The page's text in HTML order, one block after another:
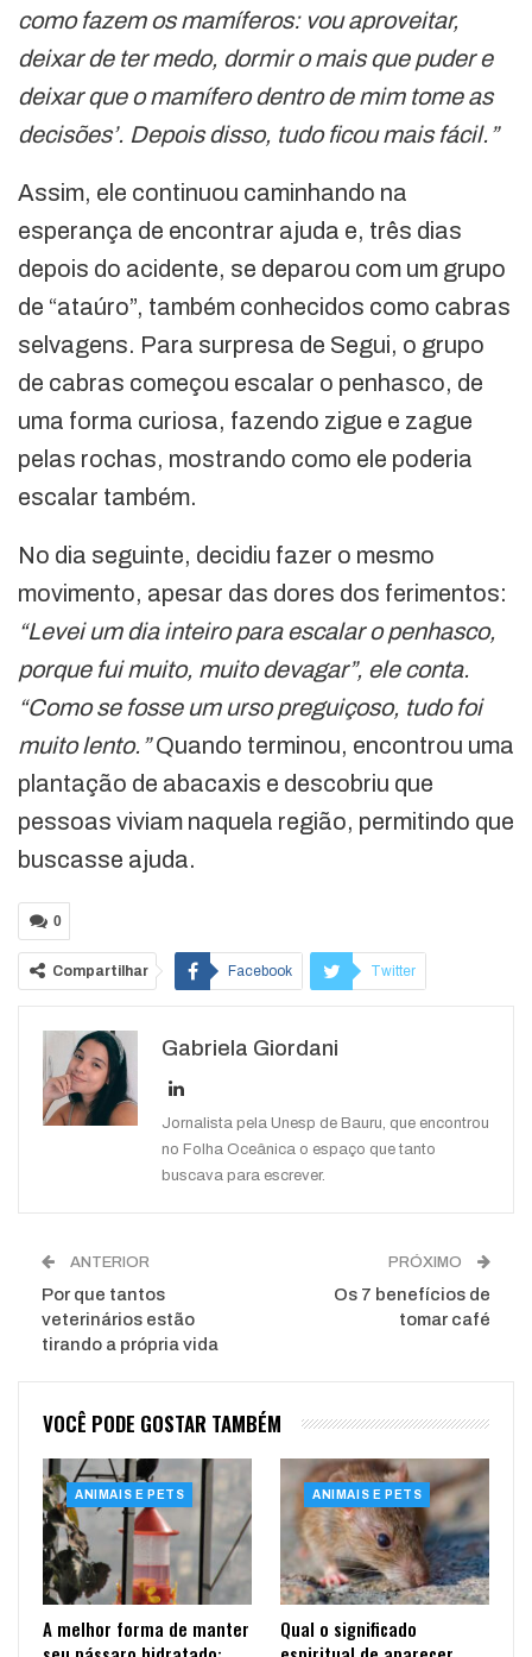
como fazem os mamíferos: vou aproveitar,
deixar de ter medo, dormir o mais que puder e
deixar que o mamífero dentro de mim tome as
decisões’. Depois disso, tudo ficou mais fácil.”
Assim, ele continuou caminhando na
esperança de encontrar ajuda e, três dias
depois do acidente, se deparou com um grupo
de “ataúro”, também conhecidos como cabras
selvagens. Para surpresa de Segui, o grupo
de cabras começou escalar o penhasco, de
uma forma curiosa, fazendo zigue e zague
pelas rochas, mostrando como ele poderia
escalar também.
No dia seguinte, decidiu fazer o mesmo
movimento, apesar das dores dos ferimentos:
“Levei um dia inteiro para escalar o penhasco,
porque fui muito, muito devagar”, ele conta.
“Como se fosse um urso preguiçoso, tudo foi
muito lento.”Quando terminou, encontrou uma
plantação de abacaxis e descobriu que
pessoas viviam naquela região, permitindo que
buscasse ajuda.
0
Compartilhar Facebook Twitter
WhatsApp
Gabriela Giordani
Jornalista pela Unesp de Bauru, que encontrou
no Folha Oceânica o espaço que tanto
buscava para escrever.
ANTERIOR
Por que tantos
veterinários estão
tirando a própria vida
PRÓXIMO
Os 7 benefícios de
tomar café
VOCÊ PODE GOSTAR TAMBÉM
ANIMAIS E PETS
A melhor forma de manter
ANIMAIS E PETS
Qual o significado